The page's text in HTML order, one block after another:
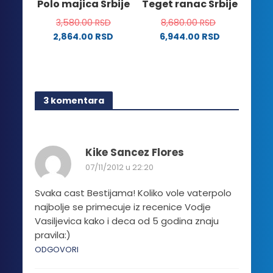
stranici
proizvoda.
proizvoda.
Polo majica Srbije
3,580.00RSD
2,864.00 RSD
više
varijanti.
biti
izabrane
stranici
proizvoda.
Teget ranac Srbije
8,680.00RSD
6,944.00 RSD
3 komentara
Kike Sancez Flores
07/11/2012 u 22:20
Svaka cast Bestijama! Koliko vole vaterpolo
najbolje se primecuje iz recenice Vodje
Vasiljevica kako i deca od 5 godina znaju
pravila:)
ODGOVORI